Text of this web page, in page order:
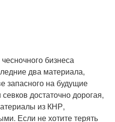
бизнеса
два материала,
запасного на будущие
достаточно дорогая,
из КНР,
Если не хотите терять